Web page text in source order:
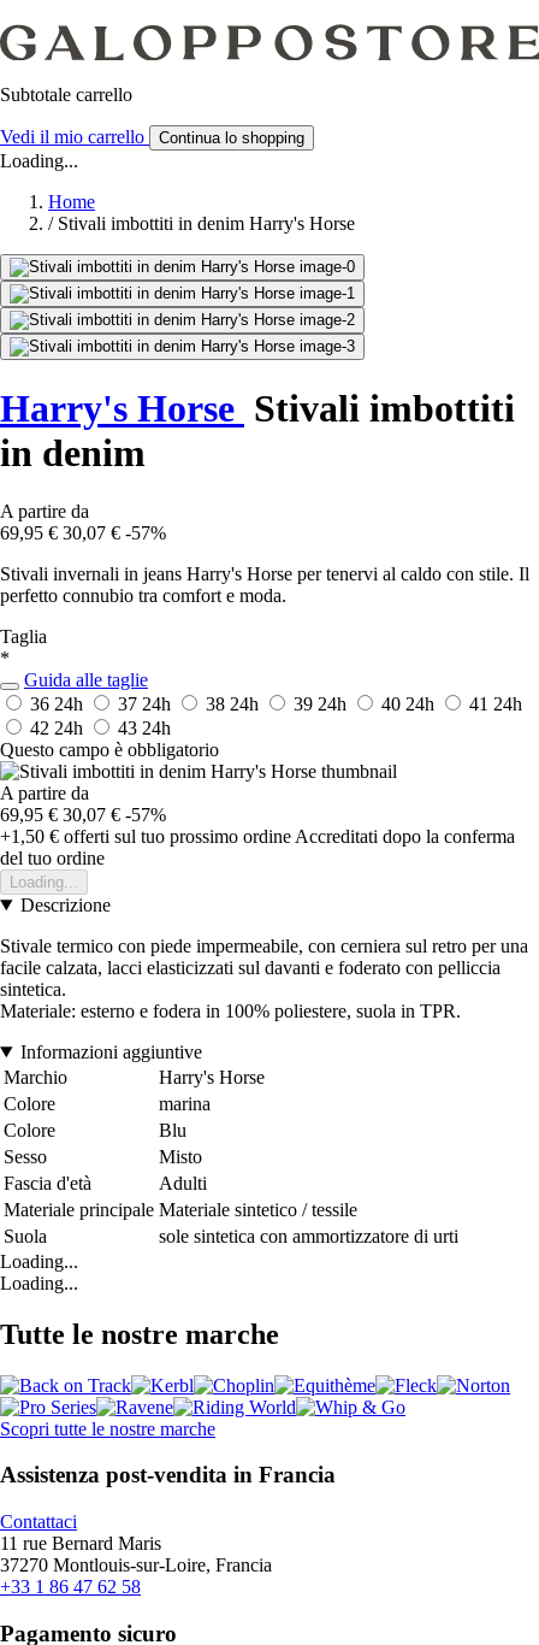
Subtotale carrello
Vedi il mio carrello Continua lo shopping
Loading...
Home
/ Stivali imbottiti in denim Harry's Horse
Harry's Horse Stivali imbottiti
in denim
A partire da
69,95 € 30,07 € -57%
Stivali invernali in jeans Harry's Horse per tenervi al caldo con stile. Il
perfetto connubio tra comfort e moda.
Taglia
*
Guida alle taglie
36 24h 37 24h 38 24h 39 24h 40 24h 41 24h
42 24h 43 24h
Questo campo è obbligatorio
A partire da
69,95 € 30,07 € -57%
+1,50 € offerti sul tuo prossimo ordine Accreditati dopo la conferma
del tuo ordine
Loading...
Descrizione
Stivale termico con piede impermeabile, con cerniera sul retro per una
facile calzata, lacci elasticizzati sul davanti e foderato con pelliccia
sintetica.
Materiale: esterno e fodera in 100% poliestere, suola in TPR.
Informazioni aggiuntive
Marchio
Harry's Horse
Colore
marina
Colore
Blu
Sesso
Misto
Fascia d'età
Adulti
Materiale principale Materiale sintetico / tessile
Suola
sole sintetica con ammortizzatore di urti
Loading...
Loading...
Tutte le nostre marche
Scopri tutte le nostre marche
Assistenza post-vendita in Francia
Contattaci
11 rue Bernard Maris
37270 Montlouis-sur-Loire, Francia
+33 1 86 47 62 58
Pagamento sicuro